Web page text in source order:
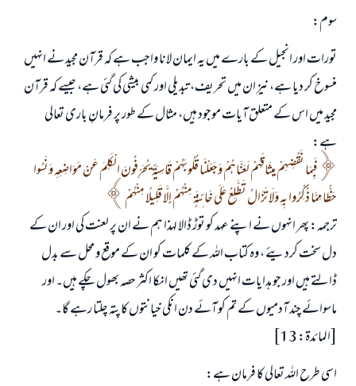
سوم:
تورات اور انجیل کے بارے میں یہ ایمان لانا واجب ہے کہ قرآن مجید نے انہیں
منسوخ کر دیا ہے، نیز ان میں تحریف، تبدیلی اور کمی بیشی کی گئی ہے، جیسے کہ قرآن
مجید میں اس کے متعلق آیات موجود ہیں، مثال کے طور پر فرمانِ باری تعالی
ہے:
فَبِمَا نَقْضِهِمْ مِيثَاقَهُمْ لَعَنَّاهُمْ وَجَعَلْنَا قُلُوبَهُمْ قَاسِيَةً يُحَرِّفُونَ الْكَلِمَ عَنْ مَوَاضِعِهِ وَنَسُوا
حَظًّا مِمَّا ذُكِّرُوا بِهِ وَلَا تَزَالُ تَطَّلِعُ عَلَى خَائِنَةٍ مِنْهُمْ إِلَّا قَلِيلًا مِنْهُمْ
ترجمہ: پھر انہوں نے اپنے عہد کو توڑ ڈالا لہذا ہم نے ان پر لعنت کی اور ان کے
دل سخت کردیئے ، وہ کتاب اللہ کے کلمات کو ان کے موقع و محل سے بدل
ڈالتے ہیں اور جو ہدایات انہیں دی گئی تھیں انکا اکثر حصہ بھول چکے ہیں۔ اور
ماسوائے چند آدمیوں کے تم کو آئے دن انکی خیانتوں کا پتہ چلتا رہے گا۔
[المائدة: 13]
اسی طرح اللہ تعالی کا فرمان ہے: